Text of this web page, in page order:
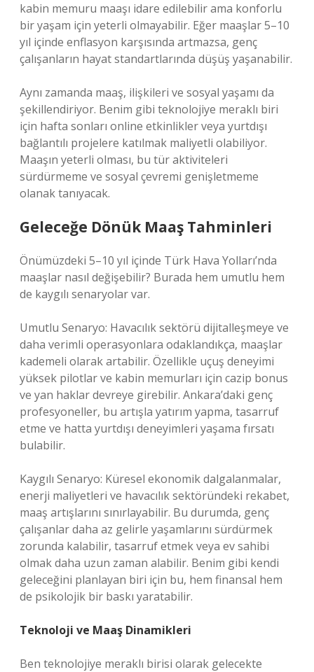
kabin memuru maaşı idare edilebilir ama konforlu
bir yaşam için yeterli olmayabilir. Eğer maaşlar 5–10
yıl içinde enflasyon karşısında artmazsa, genç
çalışanların hayat standartlarında düşüş yaşanabilir.
Aynı zamanda maaş, ilişkileri ve sosyal yaşamı da
şekillendiriyor. Benim gibi teknolojiye meraklı biri
için hafta sonları online etkinlikler veya yurtdışı
bağlantılı projelere katılmak maliyetli olabiliyor.
Maaşın yeterli olması, bu tür aktiviteleri
sürdürmeme ve sosyal çevremi genişletmeme
olanak tanıyacak.
Geleceğe Dönük Maaş Tahminleri
Önümüzdeki 5–10 yıl içinde Türk Hava Yolları’nda
maaşlar nasıl değişebilir? Burada hem umutlu hem
de kaygılı senaryolar var.
Umutlu Senaryo: Havacılık sektörü dijitalleşmeye ve
daha verimli operasyonlara odaklandıkça, maaşlar
kademeli olarak artabilir. Özellikle uçuş deneyimi
yüksek pilotlar ve kabin memurları için cazip bonus
ve yan haklar devreye girebilir. Ankara’daki genç
profesyoneller, bu artışla yatırım yapma, tasarruf
etme ve hatta yurtdışı deneyimleri yaşama fırsatı
bulabilir.
Kaygılı Senaryo: Küresel ekonomik dalgalanmalar,
enerji maliyetleri ve havacılık sektöründeki rekabet,
maaş artışlarını sınırlayabilir. Bu durumda, genç
çalışanlar daha az gelirle yaşamlarını sürdürmek
zorunda kalabilir, tasarruf etmek veya ev sahibi
olmak daha uzun zaman alabilir. Benim gibi kendi
geleceğini planlayan biri için bu, hem finansal hem
de psikolojik bir baskı yaratabilir.
Teknoloji ve Maaş Dinamikleri
Ben teknolojiye meraklı birisi olarak gelecekte